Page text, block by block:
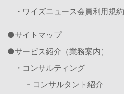
・ワイズニュース会員利用規約
サイトマップ
サービス紹介（業務案内）
・コンサルティング
- コンサルタント紹介